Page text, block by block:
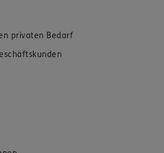
privaten Bedarf